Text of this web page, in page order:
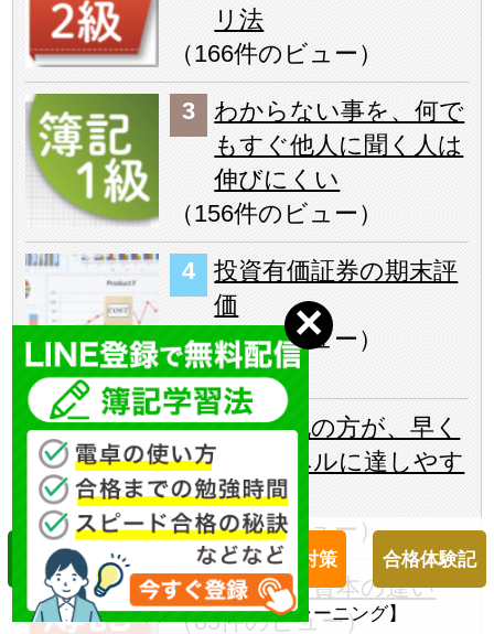
リ法
（166件のビュー ）
わからない事を、何で
もすぐ他人に聞く人は
伸びにくい
（156件のビュー ）
投資有価証券の期末評
価
（129件のビュー ）
工業簿記の方が、早く
合格レベルに達しやす
い！
（111件のビュー ）
純資産と資本の違い
（85件のビュー）
簿記１級対策 簿記２級対策 合格体験記
２４時間受付【柴山会計ラーニング】